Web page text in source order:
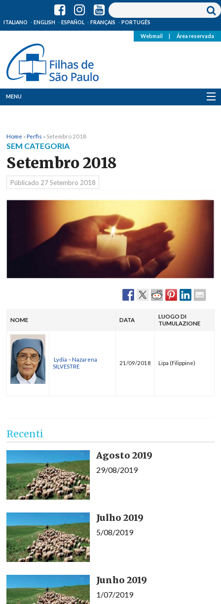
ITALIANO ENGLISH ESPAÑOL FRANÇAIS PORTUGÊS
Webmail Área reservada
MENU
Onde Estamos
Notícias
Recursos
Home »Perfis » Setembro 2018
SEM CATEGORIA
Setembro 2018
Públicado 27 Setembro 2018
NOME DATA
LUOGO DI
TUMULAZIONE
Lydia – Nazarena
SILVESTRE
21/09/2018 Lipa (Filippine)
Recenti
Agosto 2019
29/08/2019
Julho 2019
5/08/2019
Junho 2019
1/07/2019